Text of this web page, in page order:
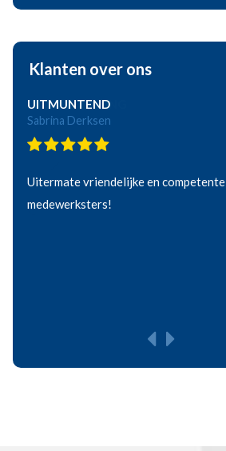
Klanten over ons
UITMUNTEND
Sabrina Derksen
Uitermate vriendelijke en competente
medewerksters!